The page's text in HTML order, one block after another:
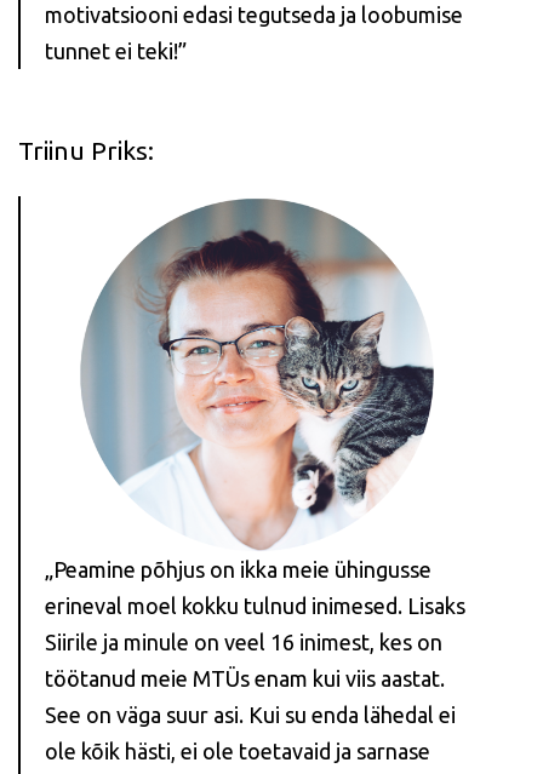
motivatsiooni edasi tegutseda ja loobumise
tunnet ei teki!”
Triinu Priks:
„Peamine põhjus on ikka meie ühingusse
erineval moel kokku tulnud inimesed. Lisaks
Siirile ja minule on veel 16 inimest, kes on
töötanud meie MTÜs enam kui viis aastat.
See on väga suur asi. Kui su enda lähedal ei
ole kõik hästi, ei ole toetavaid ja sarnase